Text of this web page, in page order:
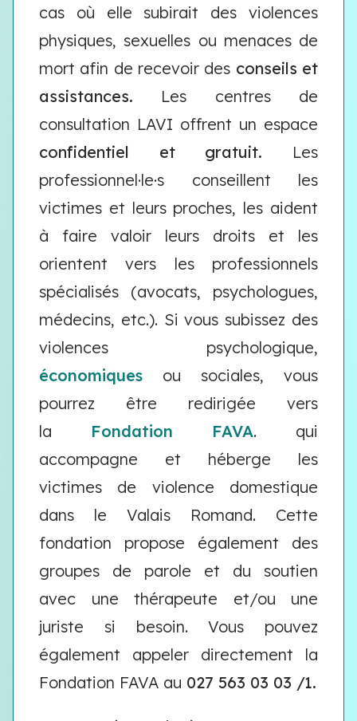
cas où elle subirait des violences
physiques, sexuelles ou menaces de
mort afin de recevoir des conseils et
assistances. Les centres de
consultation LAVI offrent un espace
confidentiel et gratuit. Les
professionnel·le·s conseillent les
victimes et leurs proches, les aident
à faire valoir leurs droits et les
orientent vers les professionnels
spécialisés (avocats, psychologues,
médecins, etc.). Si vous subissez des
violences psychologique,
économiques ou sociales, vous
pourrez être redirigée vers
la Fondation FAVA. qui
accompagne et héberge les
victimes de violence domestique
dans le Valais Romand. Cette
fondation propose également des
groupes de parole et du soutien
avec une thérapeute et/ou une
juriste si besoin. Vous pouvez
également appeler directement la
Fondation FAVA au 027 563 03 03 /1.